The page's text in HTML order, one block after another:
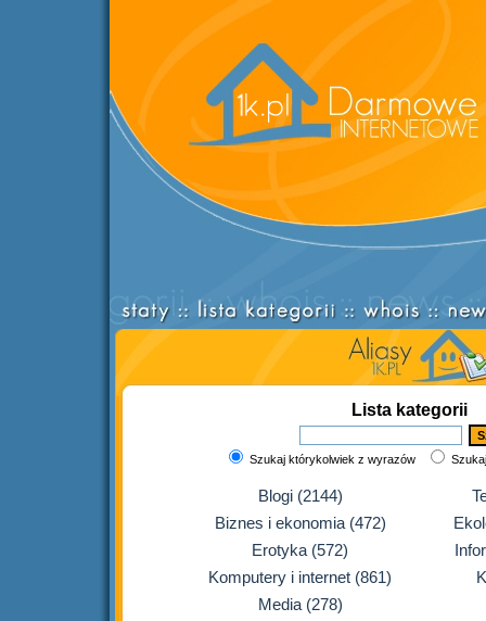
Lista kategorii
Szukaj którykolwiek z wyrazów
Blogi (2144)
Biznes i ekonomia (472)
Erotyka (572)
Komputery i internet (861)
Media (278)